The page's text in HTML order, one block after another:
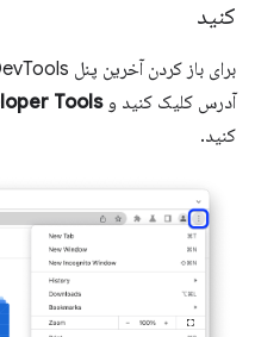
کنید
برای باز کردن آخرین پنل DevTools، روی دکمه
آدرس کلیک کنید وTools
کنید.